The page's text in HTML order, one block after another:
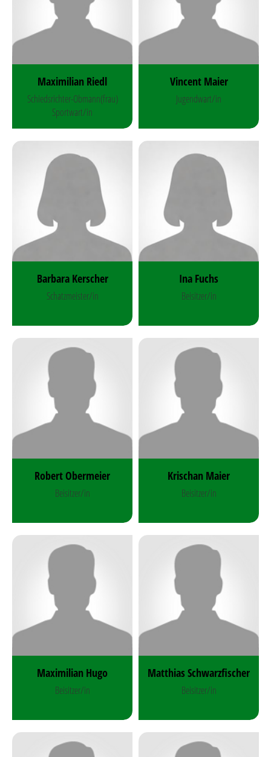
Maximilian Riedl
Schiedsrichter-Obmann(frau)
Sportwart/in
Vincent Maier
Jugendwart/in
Barbara Kerscher
Schatzmeister/in
Ina Fuchs
Beisitzer/in
Robert Obermeier
Beisitzer/in
Krischan Maier
Beisitzer/in
Maximilian Hugo
Beisitzer/in
Matthias Schwarzfischer
Beisitzer/in